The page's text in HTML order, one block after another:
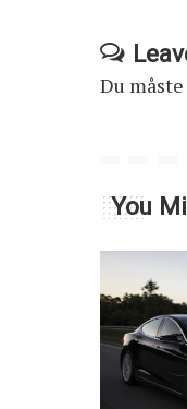
Du
You